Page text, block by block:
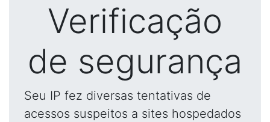
Verificação
de segurança
Seu IP fez diversas tentativas de
acessos suspeitos a sites hospedados